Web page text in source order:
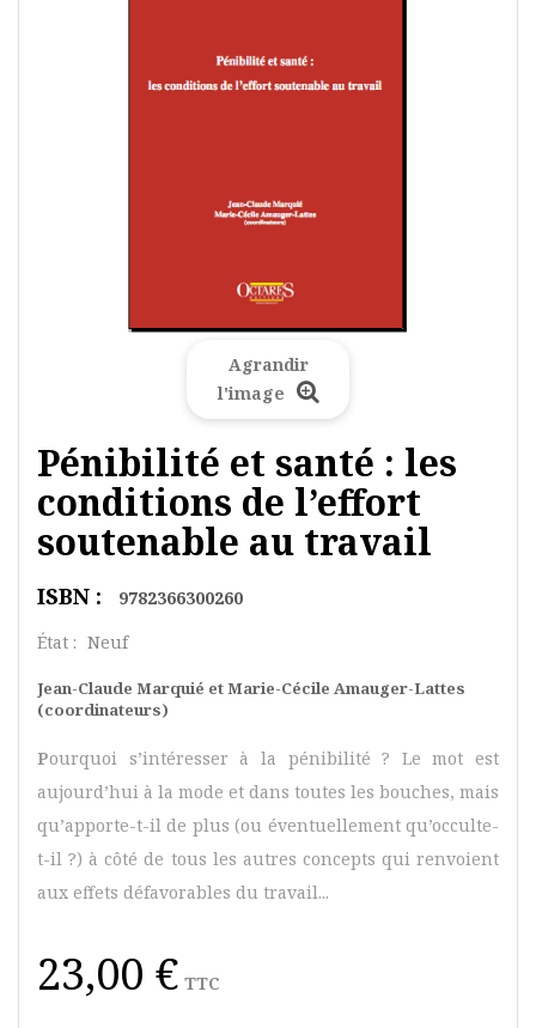
Agrandir
l'image
Pénibilité et santé : les
conditions de l’effort
soutenable au travail
ISBN :
9782366300260
État : Neuf
Jean-Claude Marquié et Marie-Cécile Amauger-Lattes
(coordinateurs)
Pourquoi s’intéresser à la pénibilité ? Le mot est
aujourd’hui à la mode et dans toutes les bouches, mais
qu’apporte-t-il de plus (ou éventuellement qu’occulte-
t-il ?) à côté de tous les autres concepts qui renvoient
aux effets défavorables du travail...
23,00 € TTC